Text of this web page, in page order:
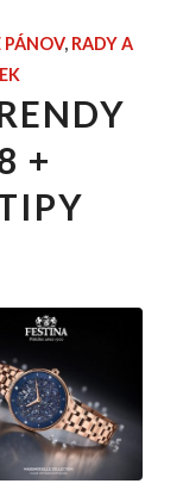
PÁNOV, RADY A
+